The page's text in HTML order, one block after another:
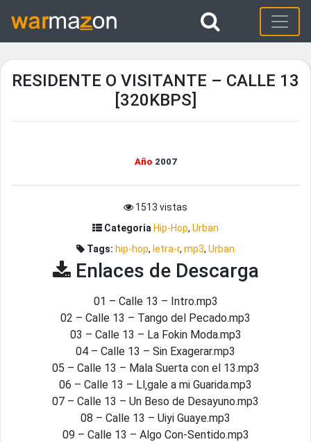
RESIDENTE O VISITANTE – CALLE 13
[320KBPS]
Año 2007
1513 vistas
Categoria Hip-Hop, Urban
Tags: hip-hop, letra-r, mp3, Urban
Enlaces de Descarga
01 – Calle 13 – Intro.mp3
02 – Calle 13 – Tango del Pecado.mp3
03 – Calle 13 – La Fokin Moda.mp3
04 – Calle 13 – Sin Exagerar.mp3
05 – Calle 13 – Mala Suerta con el 13.mp3
06 – Calle 13 – Ll‚gale a mi Guarida.mp3
07 – Calle 13 – Un Beso de Desayuno.mp3
08 – Calle 13 – Uiyi Guaye.mp3
09 – Calle 13 – Algo Con-Sentido.mp3